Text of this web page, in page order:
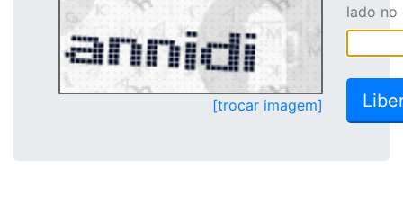
[trocar imagem]
lado no